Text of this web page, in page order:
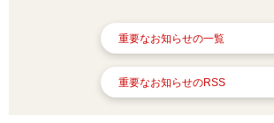
重要なお知らせの一覧
重要なお知らせのRSS